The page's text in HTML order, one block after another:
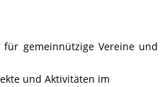
für gemeinnützige Vereine und
und Aktivitäten im